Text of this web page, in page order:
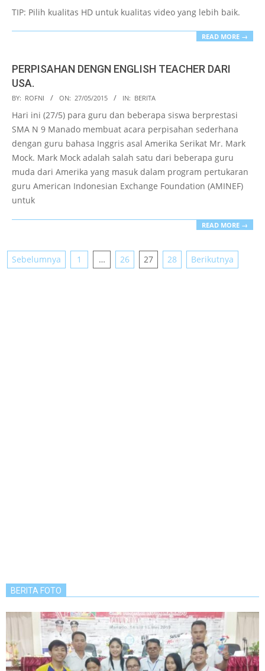
05-
TIP: Pilih kualitas HD untuk kualitas video yang lebih baik.
READ MORE →
PERPISAHAN DENGN ENGLISH TEACHER DARI
USA.
2015-
05-
27
BY: ROFNI ON: 27/05/2015 IN: BERITA
Hari ini (27/5) para guru dan beberapa siswa berprestasi
SMA N 9 Manado membuat acara perpisahan sederhana
dengan guru bahasa Inggris asal Amerika Serikat Mr. Mark
Mock. Mark Mock adalah salah satu dari beberapa guru
muda dari Amerika yang masuk dalam program pertukaran
guru American Indonesian Exchange Foundation (AMINEF)
untuk
READ MORE →
NAVIGASI
Sebelumnya 1 … 26 27 28 Berikutnya
BERITA FOTO